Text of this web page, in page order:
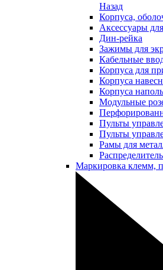
Назад
Корпуса,
Аксессуары
Дин-рейка
Зажимы для
Кабельные
Корпуса для
Корпуса
Корпуса
Модульные
Пульты
Пульты
Рамы для
Маркировка клемм,